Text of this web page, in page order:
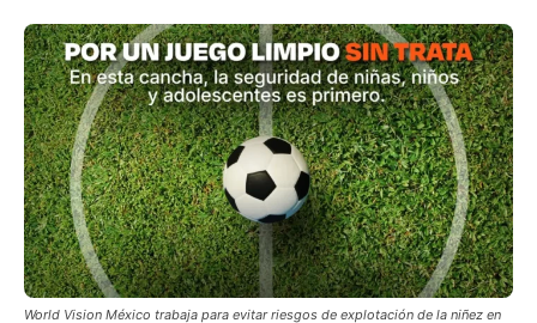
World Vision México trabaja para evitar riesgos de explotación de la niñez en